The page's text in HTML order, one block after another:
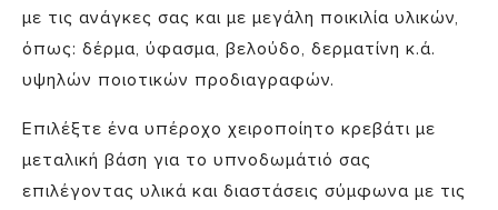
με τις ανάγκες σας και με μεγάλη ποικιλία υλικών,
όπως: δέρμα, ύφασμα, βελούδο, δερματίνη κ.ά.
υψηλών ποιοτικών προδιαγραφών.
Επιλέξτε ένα υπέροχο χειροποίητο κρεβάτι με
μεταλική βάση για το υπνοδωμάτιό σας
επιλέγοντας υλικά και διαστάσεις σύμφωνα με τις